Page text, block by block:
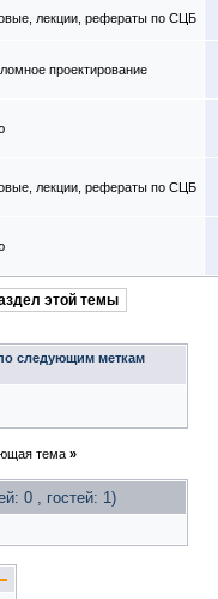
лекции, рефераты по СЦБ
проектирование
лекции, рефераты по СЦБ
этой темы
следующим меткам
тема »
0 , гостей: 1)